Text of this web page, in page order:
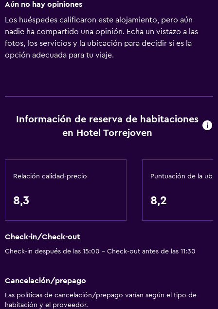
Aún no hay opiniones
Los huéspedes calificaron este alojamiento, pero aún
nadie ha compartido una opinión. Echa un vistazo a las
fotos, los servicios y la ubicación para decidir si es la
opción adecuada para tu viaje.
Información de reserva de habitaciones
en Hotel Torrejoven
Relación calidad-precio
8,3
Puntuación de la
8,2
Check-in/Check-out
Check-in después de las 15:00 - Check-out antes de las 11:30
Cancelación/prepago
Las políticas de cancelación/prepago varían según el tipo de
habitación y el proveedor.